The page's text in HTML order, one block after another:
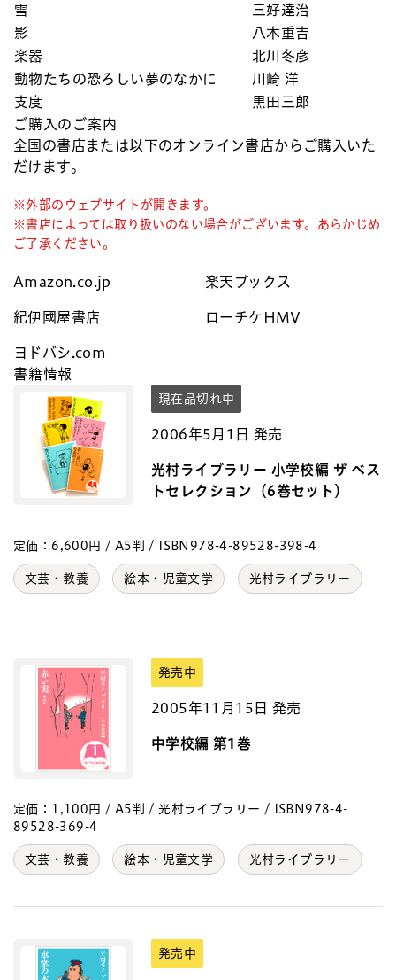
雪
三好達治
影
八木重吉
楽器
北川冬彦
動物たちの恐ろしい夢のなかに
川崎 洋
支度
黒田三郎
ご購入のご案内
全国の書店または以下のオンライン書店からご購入いた
だけます。
※外部のウェブサイトが開きます。
※書店によっては取り扱いのない場合がございます。あらかじめ
ご了承ください。
Amazon.co.jp 楽天ブックス
紀伊國屋書店 ローチケHMV
ヨドバシ.com
書籍情報
現在品切れ中
2006年5月1日 発売
光村ライブラリー 小学校編 ザ ベス
トセレクション（6巻セット）
定価：6,600円 / A5判 / ISBN978-4-89528-398-4
文芸・教養 絵本・児童文学 光村ライブラリー
発売中
2005年11月15日 発売
中学校編 第1巻
定価：1,100円 / A5判 / 光村ライブラリー / ISBN978-4-
89528-369-4
文芸・教養 絵本・児童文学 光村ライブラリー
発売中